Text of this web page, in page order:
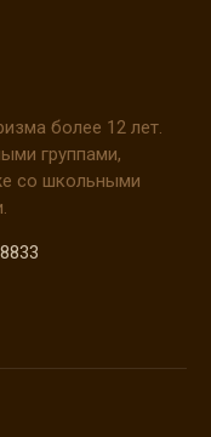
более 12 лет.
группами,
со школьными